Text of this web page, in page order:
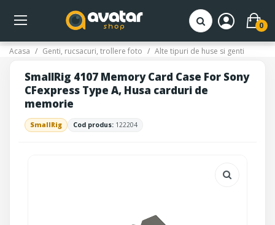
0
Acasa Genti, rucsacuri, trollere foto Alte tipuri de huse si genti
SmallRig 4107 Memory Card Case For Sony
CFexpress Type A, Husa carduri de
memorie
SmallRig Cod produs: 122204